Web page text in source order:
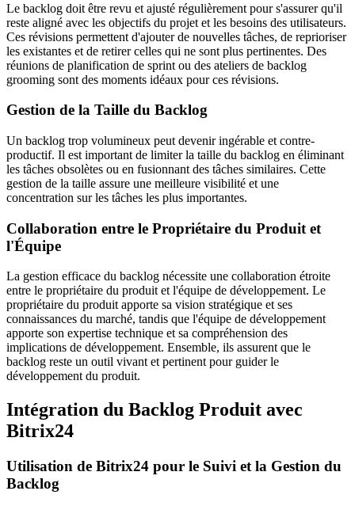
Le backlog doit être revu et ajusté régulièrement pour s'assurer qu'il
reste aligné avec les objectifs du projet et les besoins des utilisateurs.
Ces révisions permettent d'ajouter de nouvelles tâches, de reprioriser
les existantes et de retirer celles qui ne sont plus pertinentes. Des
réunions de planification de sprint ou des ateliers de backlog
grooming sont des moments idéaux pour ces révisions.
Gestion de la Taille du Backlog
Un backlog trop volumineux peut devenir ingérable et contre-
productif. Il est important de limiter la taille du backlog en éliminant
les tâches obsolètes ou en fusionnant des tâches similaires. Cette
gestion de la taille assure une meilleure visibilité et une
concentration sur les tâches les plus importantes.
Collaboration entre le Propriétaire du Produit et
l'Équipe
La gestion efficace du backlog nécessite une collaboration étroite
entre le propriétaire du produit et l'équipe de développement. Le
propriétaire du produit apporte sa vision stratégique et ses
connaissances du marché, tandis que l'équipe de développement
apporte son expertise technique et sa compréhension des
implications de développement. Ensemble, ils assurent que le
backlog reste un outil vivant et pertinent pour guider le
développement du produit.
Intégration du Backlog Produit avec
Bitrix24
Utilisation de Bitrix24 pour le Suivi et la Gestion du
Backlog